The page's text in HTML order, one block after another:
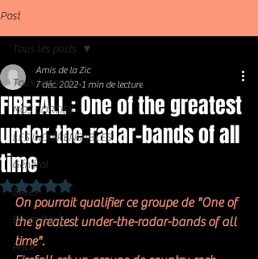
Post
Tous les posts
NOS SORTIES
LES INDISPENSABLES
Général
Blues
Blues Rock
Rock
Tous les posts
FIREFALL : One of the greatest
under-the-radar-bands of all
time
Amis de la Zic
7 déc. 2022 1 min de lecture
Noté NaN étoiles sur 5.
On pourrait qualifier ce groupe de "One of
the greatest under-the-radar-bands of all
time".